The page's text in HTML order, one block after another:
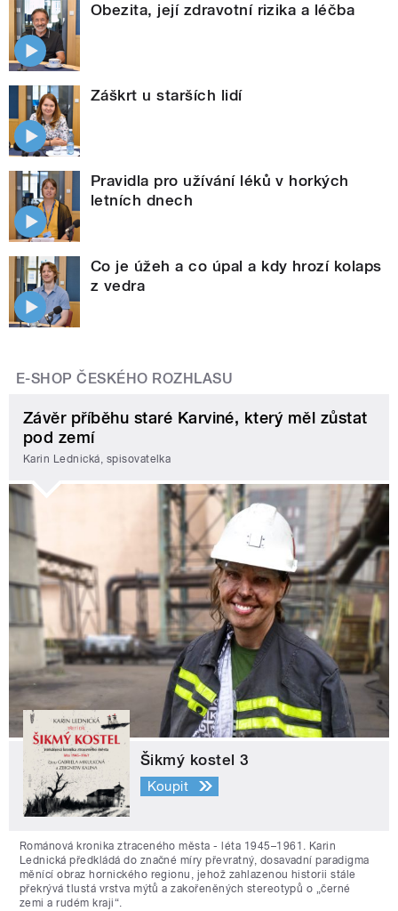
Obezita, její zdravotní rizika a léčba
Záškrt u starších lidí
Pravidla pro užívání léků v horkých
letních dnech
Co je úžeh a co úpal a kdy hrozí kolaps
z vedra
E-SHOP ČESKÉHO ROZHLASU
Závěr příběhu staré Karviné, který měl zůstat
pod zemí
Karin Lednická, spisovatelka
Šikmý kostel 3
Koupit
Románová kronika ztraceného města - léta 1945–1961. Karin
Lednická předkládá do značné míry převratný, dosavadní paradigma
měnící obraz hornického regionu, jehož zahlazenou historii stále
překrývá tlustá vrstva mýtů a zakořeněných stereotypů o „černé
zemi a rudém kraji“.